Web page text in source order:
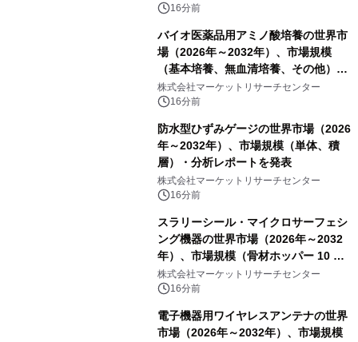
16分前
バイオ医薬品用アミノ酸培養の世界市
場（2026年～2032年）、市場規模
（基本培養、無血清培養、その他）・
分析レポートを発表
株式会社マーケットリサーチセンター
16分前
防水型ひずみゲージの世界市場（2026
年～2032年）、市場規模（単体、積
層）・分析レポートを発表
株式会社マーケットリサーチセンター
16分前
スラリーシール・マイクロサーフェシ
ング機器の世界市場（2026年～2032
年）、市場規模（骨材ホッパー 10 m³
以下、骨材ホッパー 10 m³～12 m³、
骨材ホッパー 12 m³以上）・分析レポ
株式会社マーケットリサーチセンター
16分前
電子機器用ワイヤレスアンテナの世界
市場（2026年～2032年）、市場規模